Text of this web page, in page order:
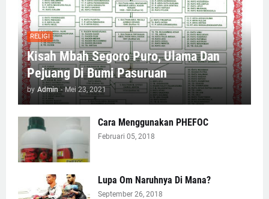
RELIGI
Kisah Mbah Segoro Puro, Ulama Dan
Pejuang Di Bumi Pasuruan
by Admin - Mei 23, 2021
Cara Menggunakan PHEFOC
Februari 05, 2018
Lupa Om Naruhnya Di Mana?
September 26, 2018